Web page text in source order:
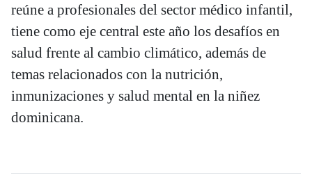
reúne a profesionales del sector médico infantil,
tiene como eje central este año los desafíos en
salud frente al cambio climático, además de
temas relacionados con la nutrición,
inmunizaciones y salud mental en la niñez
dominicana.